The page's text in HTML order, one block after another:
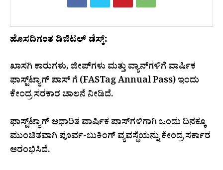
ಹೊಸದಿಗಂತ ಡಿಜಿಟಲ್ ಡೆಸ್ಕ್:
ಖಾಸಗಿ ಕಾರುಗಳು, ಜೀಪ್‌ಗಳು ಮತ್ತು ವ್ಯಾನ್‌ಗಳಿಗೆ ವಾರ್ಷಿಕ
ಫಾಸ್ಟ್‌ಟ್ಯಾಗ್ ಪಾಸ್ ಗೆ (FASTag Annual Pass) ಇಂದು
ಕೇಂದ್ರ ಸರಕಾರ ಚಾಲನೆ ನೀಡಿದೆ.
ಫಾಸ್ಟ್‌ಟ್ಯಾಗ್ ಆಧಾರಿತ ವಾರ್ಷಿಕ ಪಾಸ್‌ಗಳಿಗಾಗಿ ಒಂದು ದಿನಕ್ಕೂ
ಮುಂಚಿತವಾಗಿ ಪೂರ್ವ-ಬುಕಿಂಗ್ ವ್ಯವಸ್ಥೆಯನ್ನು ಕೇಂದ್ರ ಸರ್ಕಾರ
ಆರಂಭಿಸಿದೆ.